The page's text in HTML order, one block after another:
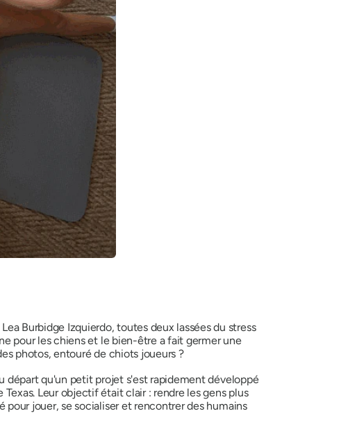
Burbidge Izquierdo, toutes deux lassées du stress
pour les chiens et le bien-être a fait germer une
photos, entouré de chiots joueurs ?
départ qu'un petit projet s'est rapidement développé
Leur objectif était clair : rendre les gens plus
jouer, se socialiser et rencontrer des humains